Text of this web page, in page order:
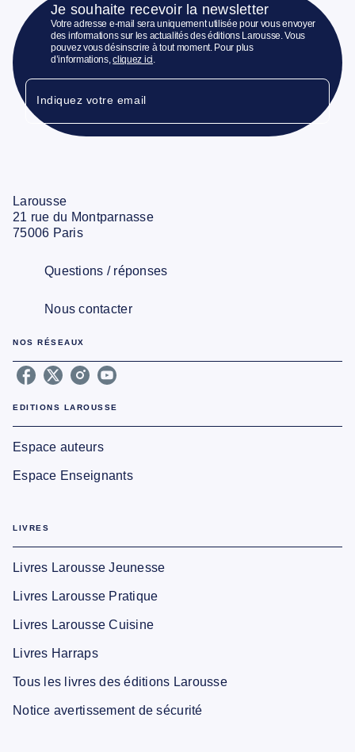
Je souhaite recevoir la newsletter
Votre adresse e-mail sera uniquement utilisée pour vous envoyer
des informations sur les actualités des éditions Larousse. Vous
pouvez vous désinscrire à tout moment. Pour plus
d’informations,cliquez ici
Indiquez votre email
Larousse
21 rue du Montparnasse
75006 Paris
Questions / réponses
Nous contacter
NOS RÉSEAUX
EDITIONS LAROUSSE
Espace auteurs
Espace Enseignants
LIVRES
Livres Larousse Jeunesse
Livres Larousse Pratique
Livres Larousse Cuisine
Livres Harraps
Tous les livres des éditions Larousse
Notice avertissement de sécurité